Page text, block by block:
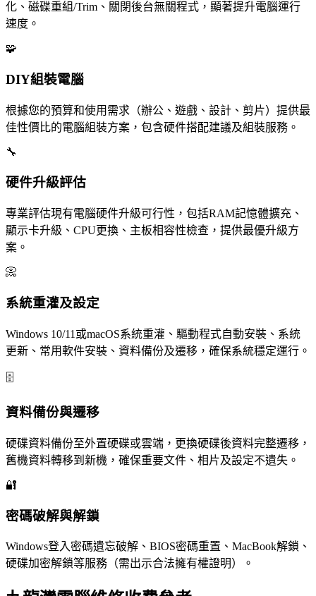
化、磁碟重組/Trim、關閉後台無關程式，顯著提升電腦運行
速度。
🧩
DIY組裝電腦
根據您的預算和使用需求（辦公、遊戲、設計、剪片）提供最
佳性價比的電腦組裝方案，包含硬件搭配建議及組裝服務。
🔧
硬件升級評估
專業評估現有電腦硬件升級可行性，包括RAM記憶體擴充、
顯示卡升級、CPU更換、主板相容性檢查，提供最優升級方
案。
📀
系統重灌及設定
Windows 10/11或macOS系統重灌、驅動程式自動安裝、系統
更新、常用軟件安裝、資料備份及遷移，確保系統穩定運行。
🗄️
資料備份與遷移
硬碟資料備份至外置硬碟或雲端，更換硬碟後資料完整遷移，
舊機資料轉移到新機，確保重要文件、相片及設定不遺失。
🔐
密碼破解與解鎖
Windows登入密碼遺忘破解、BIOS密碼重置、MacBook解鎖、
硬碟加密解鎖等服務（需出示合法擁有權證明）。